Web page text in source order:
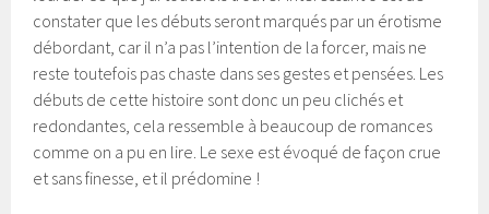
constater que les débuts seront marqués par un érotisme
débordant, car il n’a pas l’intention de la forcer, mais ne
reste toutefois pas chaste dans ses gestes et pensées. Les
débuts de cette histoire sont donc un peu clichés et
redondantes, cela ressemble à beaucoup de romances
comme on a pu en lire. Le sexe est évoqué de façon crue
et sans finesse, et il prédomine !